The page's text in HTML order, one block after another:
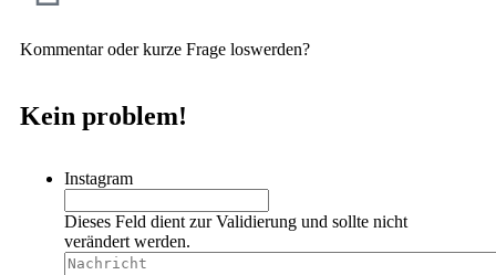
Kommentar oder kurze Frage loswerden?
Kein problem!
Instagram
Dieses Feld dient zur Validierung und sollte nicht
verändert werden.